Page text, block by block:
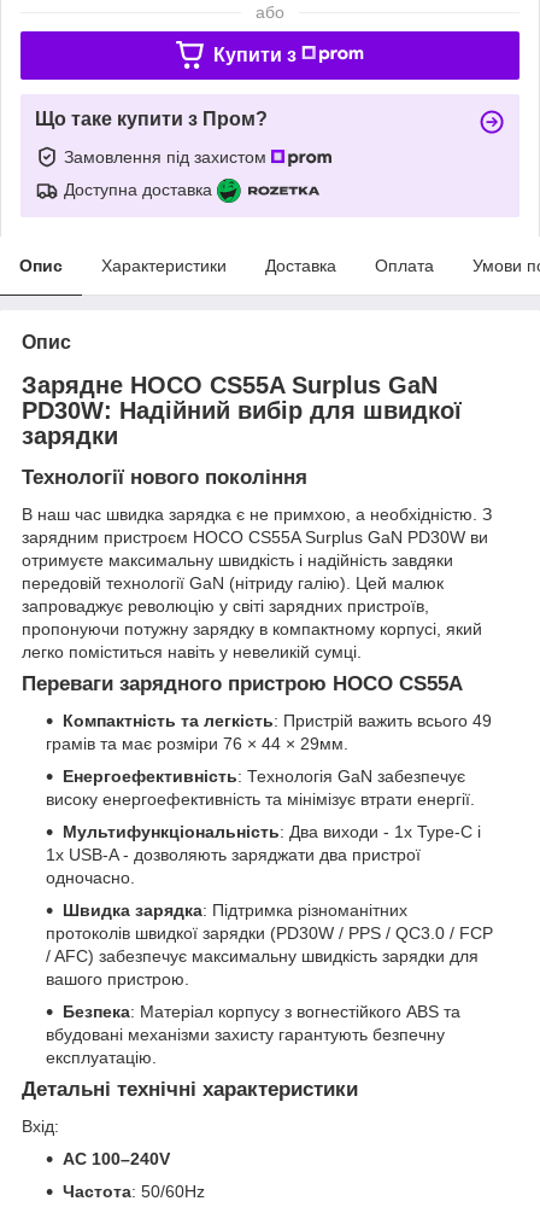
або
Купити з
Що таке купити з Пром?
Замовлення під захистом
Доступна доставка
Опис Характеристики Доставка Оплата Умови
Опис
Зарядне HOCO CS55A Surplus GaN
PD30W: Надійний вибір для швидкої
зарядки
Технології нового покоління
В наш час швидка зарядка є не примхою, а необхідністю. З
зарядним пристроєм HOCO CS55A Surplus GaN PD30W ви
отримуєте максимальну швидкість і надійність завдяки
передовій технології GaN (нітриду галію). Цей малюк
запроваджує революцію у світі зарядних пристроїв,
пропонуючи потужну зарядку в компактному корпусі, який
легко поміститься навіть у невеликій сумці.
Переваги зарядного пристрою HOCO CS55A
Компактність та легкість: Пристрій важить всього 49
грамів та має розміри 76 × 44 × 29мм.
Енергоефективність: Технологія GaN забезпечує
високу енергоефективність та мінімізує втрати енергії.
Мультифункціональність: Два виходи - 1x Type-C і
1x USB-A - дозволяють заряджати два пристрої
одночасно.
Швидка зарядка: Підтримка різноманітних
протоколів швидкої зарядки (PD30W / PPS / QC3.0 / FCP
/ AFC) забезпечує максимальну швидкість зарядки для
вашого пристрою.
Безпека: Матеріал корпусу з вогнестійкого ABS та
вбудовані механізми захисту гарантують безпечну
експлуатацію.
Детальні технічні характеристики
Вхід:
AC 100–240V
Частота: 50/60Hz